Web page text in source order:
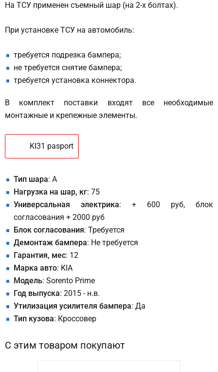
На ТСУ применен съемный шар (на 2-х болтах).
При установке ТСУ на автомобиль:
требуется подрезка бампера;
не требуется снятие бампера;
требуется установка коннектора.
В комплект поставки входят все необходимые
монтажные и крепежные элементы.
KI31 pasport
Тип шара: A
Нагрузка на шар, кг: 75
Универсальная электрика: + 600 руб, блок
согласования + 2000 руб
Блок согласования: Требуется
Демонтаж бампера: Не требуется
Гарантия, мес: 12
Марка авто: KIA
Модель: Sorento Prime
Год выпуска: 2015 - н.в.
Утилизация усилителя бампера: Да
Тип кузова: Кроссовер
С этим товаром покупают